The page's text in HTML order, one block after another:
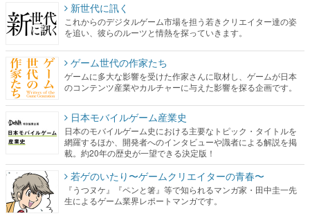
新世代に訊く
これからのデジタルゲーム市場を担う若きクリエイター達の姿
を追い、彼らのルーツと情熱を探っていきます。
ゲーム世代の作家たち
ゲームに多大な影響を受けた作家さんに取材し、ゲームが日本
のコンテンツ産業やカルチャーに与えた影響を探る企画です。
日本モバイルゲーム産業史
日本のモバイルゲーム史における主要なトピック・タイトルを
網羅するほか、開発者へのインタビューや識者による解説を掲
載。約20年の歴史が一望できる決定版！
若ゲのいたり〜ゲームクリエイターの青春〜
『うつヌケ』『ペンと箸』等で知られるマンガ家・田中圭一先
生によるゲーム業界レポートマンガです。